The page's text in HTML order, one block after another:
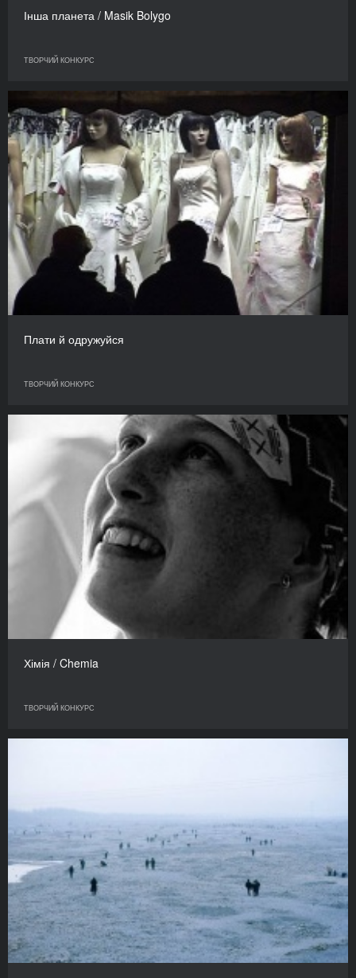
Інша планета / Masik Bolygo
ТВОРЧИЙ КОНКУРС
Плати й одружуйся
ТВОРЧИЙ КОНКУРС
Хімія / Chemia
ТВОРЧИЙ КОНКУРС